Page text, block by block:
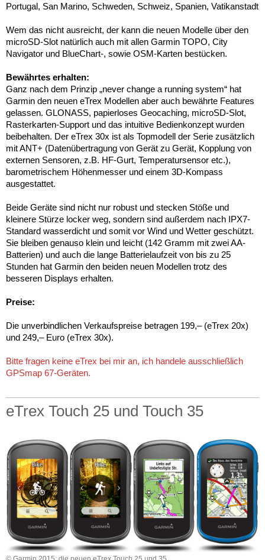
Portugal, San Marino, Schweden, Schweiz, Spanien, Vatikanstadt
Wem das nicht ausreicht, der kann die neuen Modelle über den
microSD-Slot natürlich auch mit allen Garmin TOPO, City
Navigator und BlueChart-, sowie OSM-Karten bestücken.
Bewährtes erhalten:
Ganz nach dem Prinzip „never change a running system“ hat
Garmin den neuen eTrex Modellen aber auch bewährte Features
gelassen. GLONASS, papierloses Geocaching, microSD-Slot,
Rasterkarten-Support und das intuitive Bedienkonzept wurden
beibehalten. Der eTrex 30x ist als Topmodell der Serie zusätzlich
mit ANT+ (Datenübertragung von Gerät zu Gerät, Kopplung von
externen Sensoren, z.B. HF-Gurt, Temperatursensor etc.),
barometrischem Höhenmesser und einem 3D-Kompass
ausgestattet.
Beide Geräte sind nicht nur robust und stecken Stöße und
kleinere Stürze locker weg, sondern sind außerdem nach IPX7-
Standard wasserdicht und somit vor Wind und Wetter geschützt.
Sie bleiben genauso klein und leicht (142 Gramm mit zwei AA-
Batterien) und auch die lange Batterielaufzeit von bis zu 25
Stunden hat Garmin den beiden neuen Modellen trotz des
besseren Displays erhalten.
Preise:
Die unverbindlichen Verkaufspreise betragen 199,– (eTrex 20x)
und 249,– Euro (eTrex 30x).
Bitte fragen keine eTrex bei mir an, ich handele ausschließlich
GPSmap 67-Geräten.
eTrex Touch 25 und Touch 35